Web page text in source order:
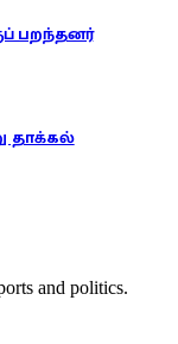
பறந்தனர்
தாக்கல்
and politics.